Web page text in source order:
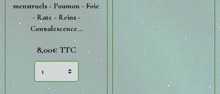
menstruels - Poumon - Foie
- Rate - Reins -
Convalescence...
8,00€ TTC